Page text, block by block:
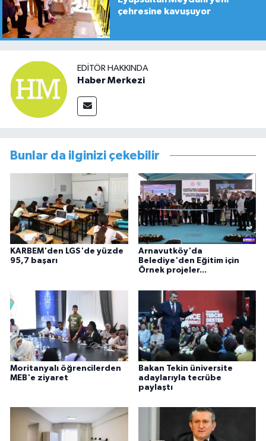
çehresine kavuşuyor
EDITÖR HAKKINDA
Haber Merkezi
Bunlar da ilginizi çekebilir
KARBEM'den LGS'de yüzde
95,7 başarı
Arnavutköy'da
Belediye'den Eğitim için
Örnek projeler...
Moritanyalı öğrencilerden
MEB'e ziyaret
Bakan Tekin üniversite
adaylarıyla tecrübe
paylaştı